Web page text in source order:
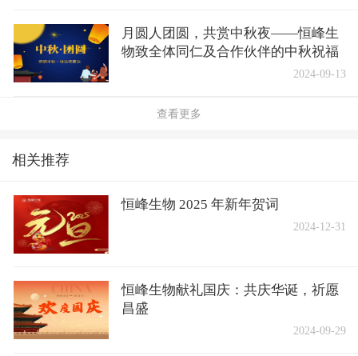
月圆人团圆，共赏中秋夜——恒峰生
物致全体同仁及合作伙伴的中秋祝福
2024-09-13
查看更多
相关推荐
恒峰生物 2025 年新年贺词
2024-12-31
恒峰生物献礼国庆：共庆华诞，祈愿
昌盛
2024-09-29